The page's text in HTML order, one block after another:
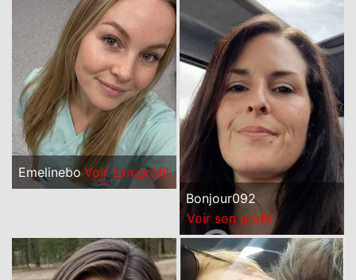
Emelinebo Voir son profil
Bonjour092
Voir son profil